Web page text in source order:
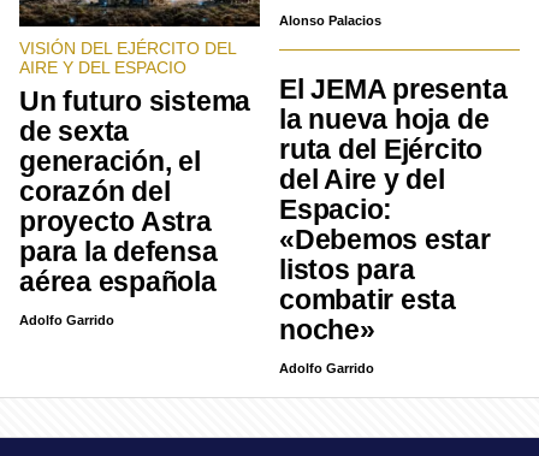
VISIÓN DEL EJÉRCITO DEL
AIRE Y DEL ESPACIO
Un futuro sistema
de sexta
generación, el
corazón del
proyecto Astra
para la defensa
aérea española
Adolfo Garrido
Alonso Palacios
El JEMA presenta
la nueva hoja de
ruta del Ejército
del Aire y del
Espacio:
«Debemos estar
listos para
combatir esta
noche»
Adolfo Garrido